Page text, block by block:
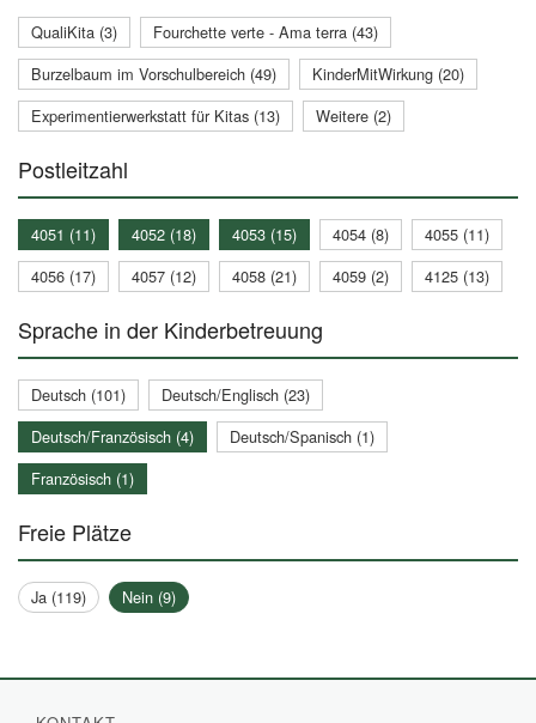
QualiKita (3)
Fourchette verte - Ama terra (43)
Burzelbaum im Vorschulbereich (49)
KinderMitWirkung (20)
Experimentierwerkstatt für Kitas (13)
Weitere (2)
Postleitzahl
4051 (11) 4052 (18) 4053 (15) 4054 (8)
4055 (11)
4056 (17)
4057 (12) 4058 (21) 4059 (2) 4125 (13)
Sprache in der Kinderbetreuung
Deutsch (101)
Deutsch/Englisch (23)
Deutsch/Französisch (4)
Deutsch/Spanisch (1)
Französisch (1)
Freie Plätze
Ja (119) Nein (9)